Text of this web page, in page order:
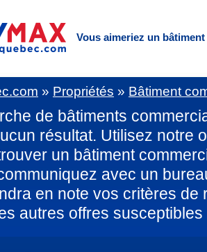
Vous aimeriez un
» Propriétés » Bâtiment
de bâtiments
résultat. Utilisez notre
un bâtiment
avec un
en note vos critères de
autres offres